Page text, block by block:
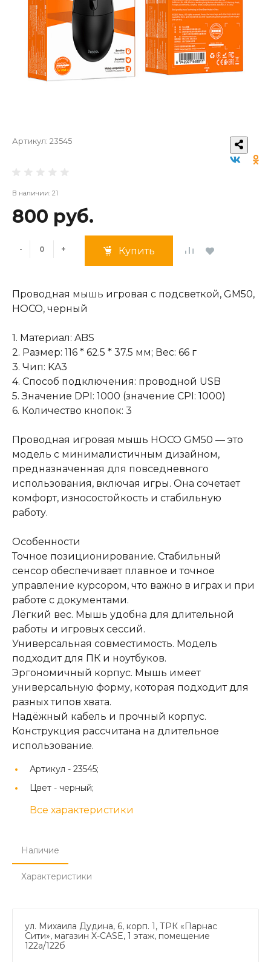
Артикул: 23545
В наличии: 21
800 руб.
- + Купить
Проводная мышь игровая с подсветкой, GM50,
HOCO, черный
1. Материал: ABS
2. Размер: 116 * 62.5 * 37.5 мм; Вес: 66 г
3. Чип: KA3
4. Способ подключения: проводной USB
5. Значение DPI: 1000 (значение CPI: 1000)
6. Количество кнопок: 3
Проводная игровая мышь HOCO GM50 — это
модель с минималистичным дизайном,
предназначенная для повседневного
использования, включая игры. Она сочетает
комфорт, износостойкость и стабильную
работу.
Особенности
Точное позиционирование. Стабильный
сенсор обеспечивает плавное и точное
управление курсором, что важно в играх и при
работе с документами.
Лёгкий вес. Мышь удобна для длительной
работы и игровых сессий.
Универсальная совместимость. Модель
подходит для ПК и ноутбуков.
Эргономичный корпус. Мышь имеет
универсальную форму, которая подходит для
разных типов хвата.
Надёжный кабель и прочный корпус.
Конструкция рассчитана на длительное
использование.
Артикул - 23545;
Цвет - черный;
Все характеристики
Наличие
Характеристики
ул. Михаила Дудина, 6, корп. 1, ТРК «Парнас
Сити», магазин X-CASE, 1 этаж, помещение
122а/122б